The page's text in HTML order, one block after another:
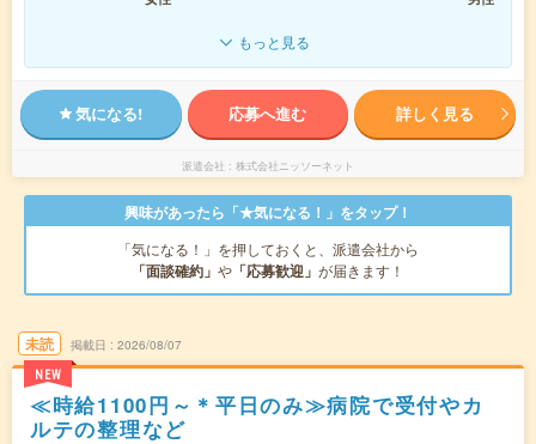
もっと見る
気になる! 応募へ進む 詳しく見る
派遣会社 株式会社ニッソーネット
興味があったら「★気になる！」をタップ！
「気になる！」を押しておくと、派遣会社から
「面談確約」 や 「応募歓迎」 が届きます！
未読
NEW
掲載日 2026/08/07
≪時給1100円～＊平日のみ≫病院で受付やカ
ルテの整理など